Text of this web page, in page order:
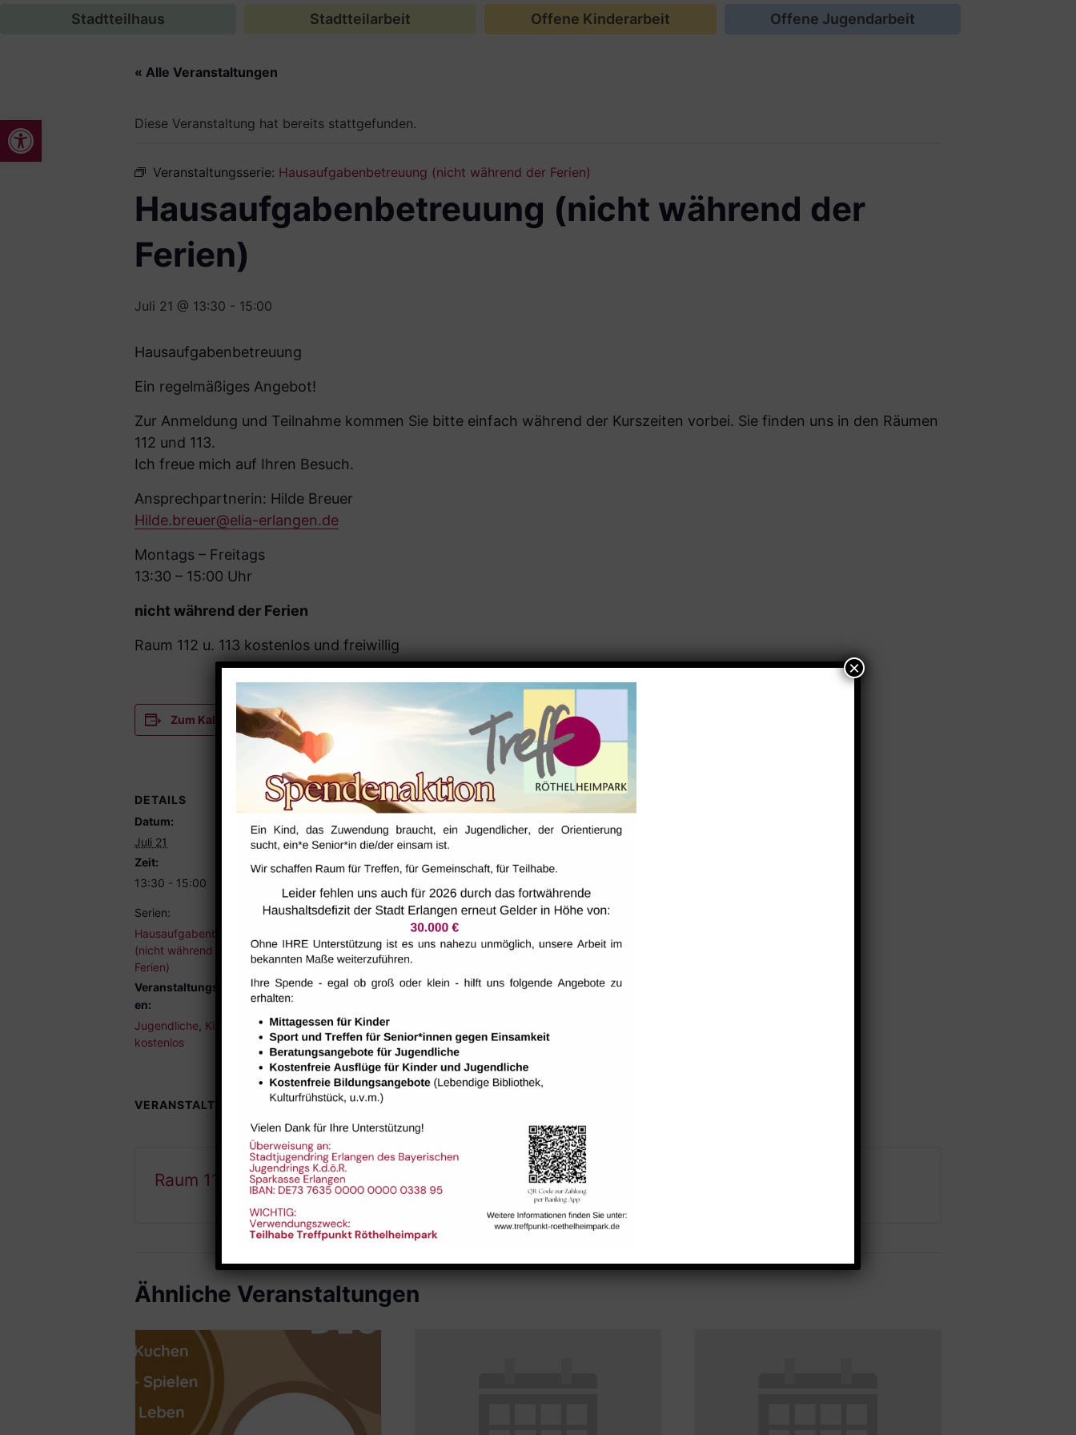
Werkzeugleiste öffnen
Stadtteilhaus Stadtteilarbeit Offene Kinderarbeit Offene Jugendarbeit
« Alle Veranstaltungen
Diese Veranstaltung hat bereits stattgefunden.
Veranstaltungsserie: Hausaufgabenbetreuung (nicht während der Ferien)
Hausaufgabenbetreuung (nicht während der
Ferien)
Juli 21 @ 13:30 - 15:00
Hausaufgabenbetreuung
Ein regelmäßiges Angebot!
Zur Anmeldung und Teilnahme kommen Sie bitte einfach während der Kurszeiten vorbei. Sie finden uns in den Räumen
112 und 113.
Ich freue mich auf Ihren Besuch.
Ansprechpartnerin: Hilde Breuer
Hilde.breuer@elia-erlangen.de
Montags – Freitags
13:30 – 15:00 Uhr
nicht während der Ferien
Raum 112 u. 113 kostenlos und freiwillig
Zum Kalender hinzufügen
DETAILS
Datum:
Juli 21
Zeit:
13:30 - 15:00
Serien:
Hausaufgabenbetreuung
(nicht während der
Ferien)
Veranstaltungskategori
en:
Jugendliche Kinder
kostenlos
VERANSTALTUNGSORTE
Raum 112 Raum 113
Ähnliche Veranstaltungen